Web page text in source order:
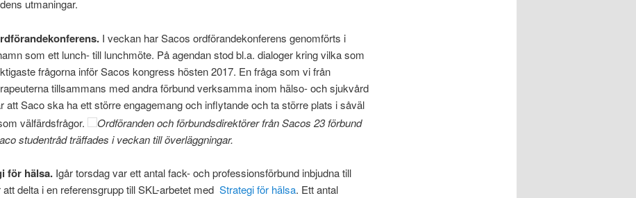
utmaningar.
I veckan har Sacos ordförandekonferens genomförts i
som ett lunch- till lunchmöte. På agendan stod bl.a. dialoger kring vilka som
frågorna inför Sacos kongress hösten 2017. En fråga som vi från
tillsammans med andra förbund verksamma inom hälso- och sjukvård
att Saco ska ha ett större engagemang och inflytande och ta större plats i såväl
välfärdsfrågor.
Ordföranden och förbundsdirektörer från Sacos 23 förbund
studentråd träffades i veckan till överläggningar.
för hälsa. Igår torsdag var ett antal fack- och professionsförbund inbjudna till
delta i en referensgrupp till SKL-arbetet med Strategi för hälsa. Ett antal